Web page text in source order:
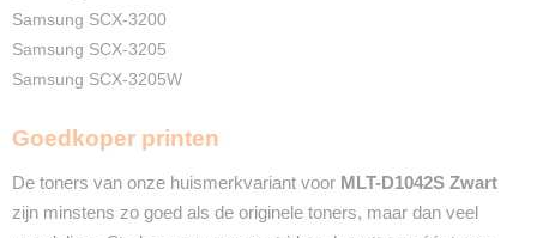
Samsung SCX-3200
Samsung SCX-3205
Samsung SCX-3205W
Goedkoper printen
De toners van onze huismerkvariant voor MLT-D1042S Zwart
zijn minstens zo goed als de originele toners, maar dan veel